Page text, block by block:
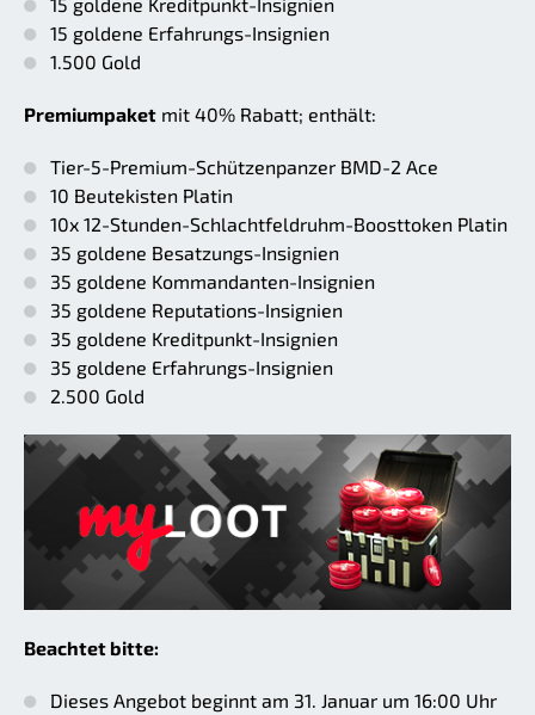
15 goldene Erfahrungs-Insignien
1.500 Gold
Premiumpaket mit 40% Rabatt; enthält:
Tier-5-Premium-Schützenpanzer BMD-2 Ace
10 Beutekisten Platin
10x 12-Stunden-Schlachtfeldruhm-Boosttoken Platin
35 goldene Besatzungs-Insignien
35 goldene Kommandanten-Insignien
35 goldene Reputations-Insignien
35 goldene Kreditpunkt-Insignien
35 goldene Erfahrungs-Insignien
2.500 Gold
Beachtet bitte:
Dieses Angebot beginnt am 31. Januar um 16:00 Uhr